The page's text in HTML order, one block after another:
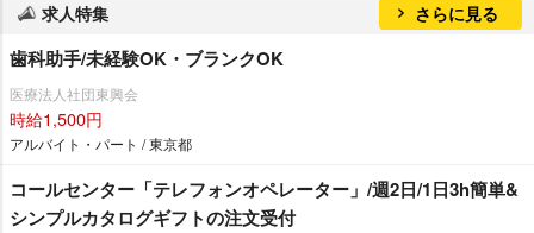
求人特集 さらに見る
歯科助手/未経験OK・ブランクOK
医療法人社団東興会
時給1,500円
アルバイト・パート / 東京都
コールセンター「テレフォンオペレーター」/週2日/1日3h簡単&
シンプルカタログギフトの注文受付